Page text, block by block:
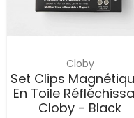
Cloby
Set Clips
En Toile
Cloby - Black